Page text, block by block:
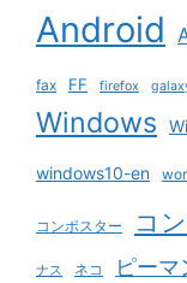
Android
fax FF firefox
Windows
windows10-en
コンポスター コ
ナス ネコ ピーマ